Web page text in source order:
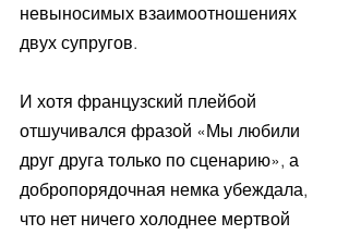
невыносимых взаимоотношениях
двух супругов.
И хотя французский плейбой
отшучивался фразой «Мы любили
друг друга только по сценарию», а
добропорядочная немка убеждала,
что нет ничего холоднее мертвой